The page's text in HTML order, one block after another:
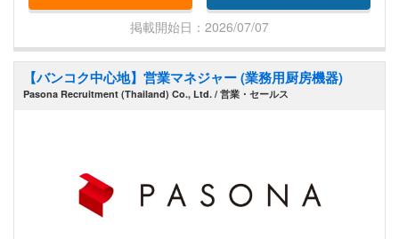
掲載開始日：2026/07/07
【バンコク中心地】営業マネジャー (業務用厨房機器)
Pasona Recruitment (Thailand) Co., Ltd. / 営業・セールス